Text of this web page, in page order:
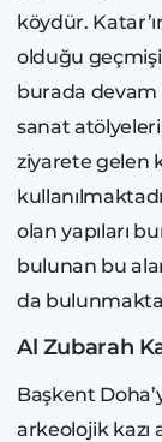
köydür.
olduğu geçmişi
burada
sanat
ziyarete gelen
olan yapıları
bulunan bu
da
Al Zubarah
Başkent
arkeolojik kazı